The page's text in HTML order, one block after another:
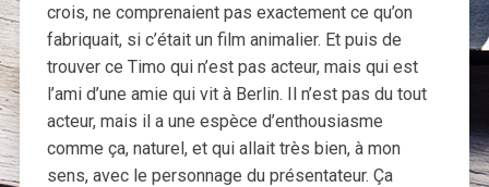
crois, ne comprenaient pas exactement ce qu’on
fabriquait, si c’était un film animalier. Et puis de
trouver ce Timo qui n’est pas acteur, mais qui est
l’ami d’une amie qui vit à Berlin. Il n’est pas du tout
acteur, mais il a une espèce d’enthousiasme
comme ça, naturel, et qui allait très bien, à mon
sens, avec le personnage du présentateur. Ça